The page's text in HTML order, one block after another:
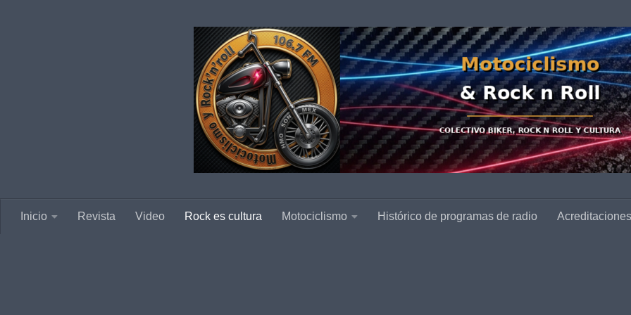
Inicio Revista Video Rock es cultura Motociclismo Histórico de programas de radio Acreditaciones